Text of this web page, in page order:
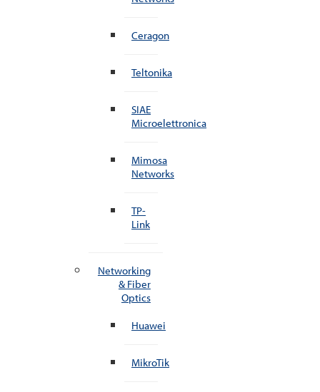
Ceragon
Teltonika
SIAE
Microelettronica
Mimosa
Networks
TP-
Link
Networking
& Fiber
Optics
Huawei
MikroTik